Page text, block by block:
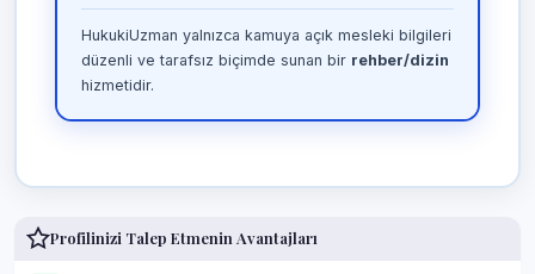
HukukiUzman yalnızca kamuya açık mesleki bilgileri
düzenli ve tarafsız biçimde sunan bir rehber/dizin
hizmetidir.
Profilinizi Talep Etmenin Avantajları